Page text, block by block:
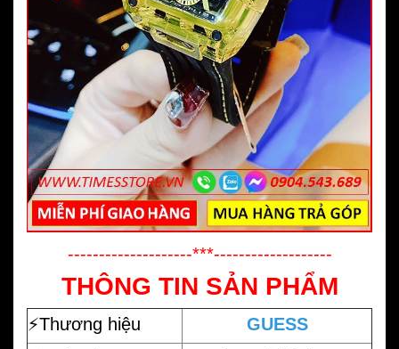
--------------------***-------------------
THÔNG TIN SẢN PHẨM
⚡️Thương hiệu
GUESS